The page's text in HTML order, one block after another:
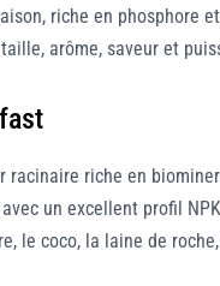
riche en phosphore
arôme, saveur et
racinaire riche en
un excellent profil
le coco, la laine de